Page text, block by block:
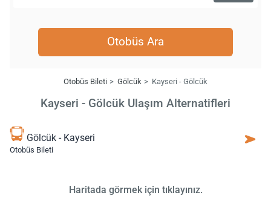
Otobüs Ara
Otobüs Bileti Gölcük Kayseri - Gölcük
Kayseri - Gölcük Ulaşım Alternatifleri
Gölcük - Kayseri
Otobüs Bileti
Haritada görmek için tıklayınız.